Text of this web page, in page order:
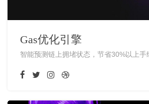
Gas优化引擎
智能预测链上拥堵状态，节省30%以上手